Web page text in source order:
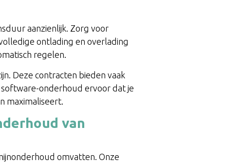
aanzienlijk. Zorg voor
ontlading en overlading
regelen.
Deze contracten bieden vaak
onderhoud ervoor dat je
maximaliseert.
van
omvatten. Onze